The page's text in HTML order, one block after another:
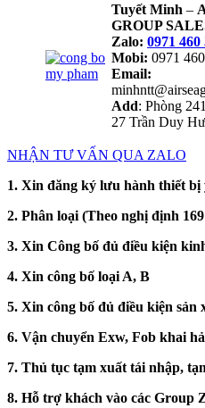
Tuyết Minh –
GROUP
Zalo: 0971 460
Mobi: 0971
Email:
Add: Phòng
27 Trần Duy
NHẬN TƯ VẤN QUA ZALO
1. Xin đăng ký lưu hành thiết bị
2. Phân loại (Theo nghị định
3. Xin Công bố đủ điều kiện
4. Xin công bố loại A, B
5. Xin công bố đủ điều kiện sản
6. Vận chuyển Exw, Fob khai
7. Thủ tục tạm xuất tái nhập,
8. Hỗ trợ khách vào các Group